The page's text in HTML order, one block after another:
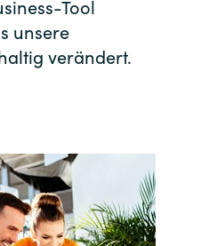
Tool
unsere
verändert.